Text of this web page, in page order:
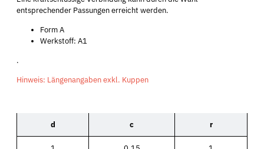
entsprechender Passungen erreicht werden.
Form A
Werkstoff: A1
.
Hinweis: Längenangaben exkl. Kuppen
d c r